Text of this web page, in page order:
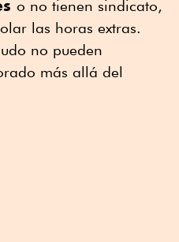
o no tienen sindicato,
las horas extras.
no pueden
más allá del